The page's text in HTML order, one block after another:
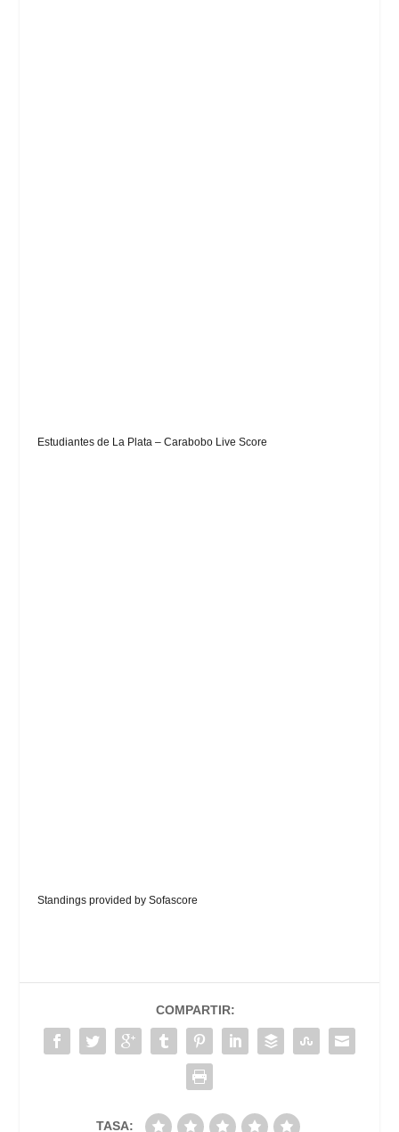
Estudiantes de La Plata – Carabobo Live Score
Standings provided bySofascore
COMPARTIR:
TASA: